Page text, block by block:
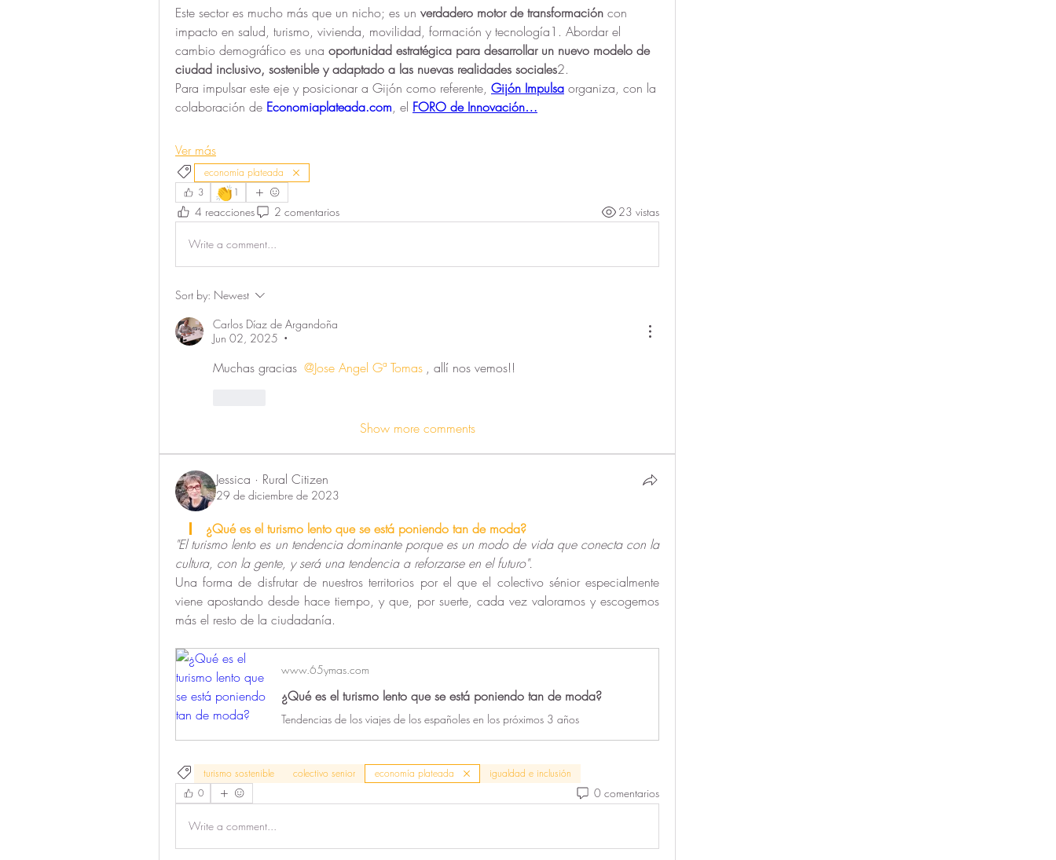
Este sector es mucho más que un nicho; es un verdadero motor de transformación con
impacto en salud, turismo, vivienda, movilidad, formación y tecnología1. Abordar el
cambio demográfico es una oportunidad estratégica para desarrollar un nuevo modelo de
ciudad inclusivo, sostenible y adaptado a las nuevas realidades sociales2.
Para impulsar este eje y posicionar a Gijón como referente, Gijón Impulsa organiza, con la
colaboración de Economiaplateada.com, el FORO de Innovación…
Ver más
economía plateada
3
👏 1
4 reacciones 2 comentarios 23 vistas
Write a comment...
Sort by: Newest
Carlos Díaz de Argandoña
Jun 02, 2025
•
Muchas gracias @Jose Angel Gª Tomas , allí nos vemos!!
Show more comments
Jessica · Rural Citizen
29 de diciembre de 2023
¿Qué es el turismo lento que se está poniendo tan de moda?
"El turismo lento es un tendencia dominante porque es un modo de vida que conecta con la
cultura, con la gente, y será una tendencia a reforzarse en el futuro".
Una forma de disfrutar de nuestros territorios por el que el colectivo sénior especialmente
viene apostando desde hace tiempo, y que, por suerte, cada vez valoramos y escogemos
más el resto de la ciudadanía.
www.65ymas.com
¿Qué es el turismo lento que se está poniendo tan de moda?
Tendencias de los viajes de los españoles en los próximos 3 años
turismo sostenible colectivo senior economía plateada
igualdad e inclusión
0
0 comentarios
Write a comment...